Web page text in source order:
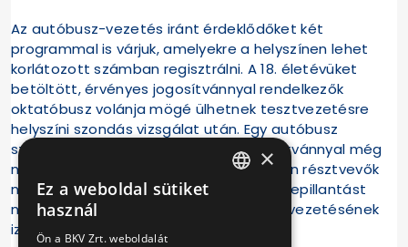
Az autóbusz-vezetés iránt érdeklődőket két
programmal is várjuk, amelyekre a helyszínen lehet
korlátozott számban regisztrálni. A 18. életévüket
betöltött, érvényes jogosítvánnyal rendelkezők
oktatóbusz volánja mögé ülhetnek tesztvezetésre
helyszíni szondás vizsgálat után. Egy autóbusz
szimulátor segítségével pedig a jogosítvánnyal még
nem rendelkezők is (a tesztvezetésesen résztvevők
nem regisztrálhatnak a szimulátorba) bepillantást
nyerhet a több tonnás városi járművek vezetésének
izgalmaiba.
×
Ez a weboldal sütiket
használ
Ön a BKV Zrt. weboldalát